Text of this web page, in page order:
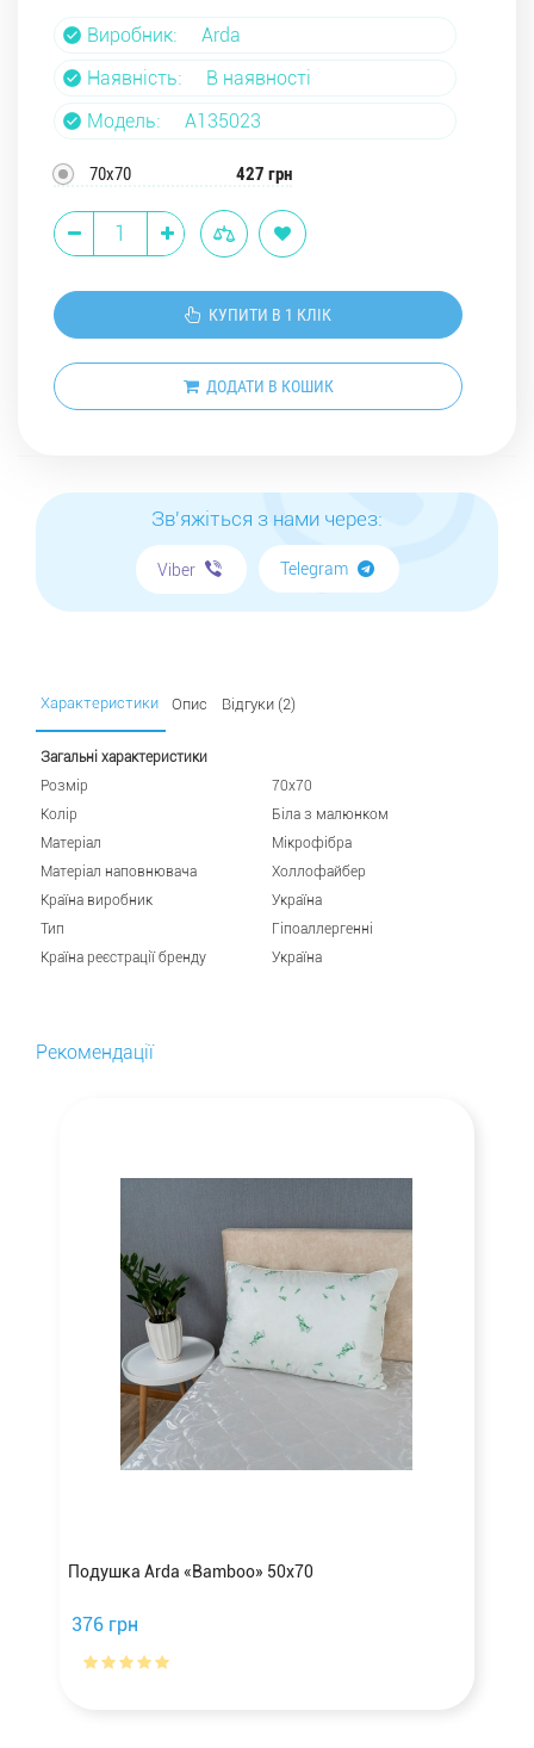
Виробник:
Arda
Наявність:
В наявності
Модель:
A135023
70х70 427 грн
КУПИТИ В 1 КЛІК
ДОДАТИ В КОШИК
Зв'яжіться з нами через:
Viber Telegram
Характеристики Опис Відгуки (2)
Загальні характеристики
Розмір
70х70
Колір
Біла з малюнком
Матеріал
Мікрофібра
Матеріал наповнювача
Холлофайбер
Країна виробник
Україна
Тип
Гіпоаллергенні
Країна реєстрації бренду
Україна
Рекомендації
Подушка Arda «Bamboo» 50х70
376 грн